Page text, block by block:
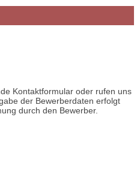
Kontaktformular oder rufen uns
der Bewerberdaten erfolgt
durch den Bewerber.